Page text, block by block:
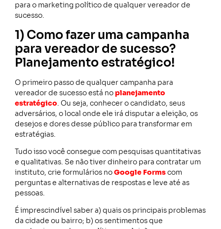
para o marketing político de qualquer vereador de
sucesso.
1) Como fazer uma campanha
para vereador de sucesso?
Planejamento estratégico!
O primeiro passo de qualquer campanha para
vereador de sucesso está no planejamento
estratégico. Ou seja, conhecer o candidato, seus
adversários, o local onde ele irá disputar a eleição, os
desejos e dores desse público para transformar em
estratégias.
Tudo isso você consegue com pesquisas quantitativas
e qualitativas. Se não tiver dinheiro para contratar um
instituto, crie formulários noGoogle Formscom
perguntas e alternativas de respostas e leve até as
pessoas.
É imprescindível saber a) quais os principais problemas
da cidade ou bairro; b) os sentimentos que